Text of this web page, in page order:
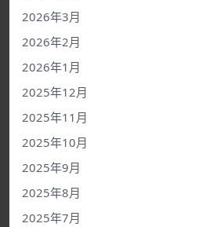
2026年3月
2026年2月
2026年1月
2025年12月
2025年11月
2025年10月
2025年9月
2025年8月
2025年7月